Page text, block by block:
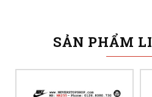
SẢN PHẨM